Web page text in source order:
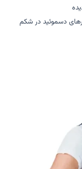
دسموئید در شکم